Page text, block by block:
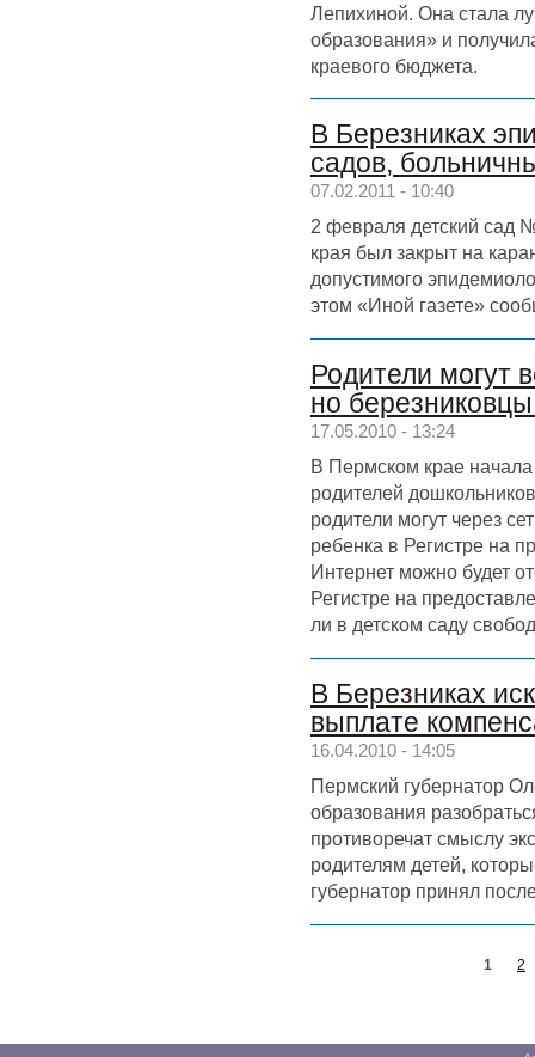
Лепихиной. Она стала
образования» и
краевого бюджета.
В Березниках
садов,
07.02.2011 - 10:40
2 февраля детский сад
края был закрыт на
допустимого
этом «Иной газете»
Родители могут
но
17.05.2010 - 13:24
В Пермском крае
родителей
родители могут через
ребенка в Регистре на
Интернет можно будет
Регистре на
ли в детском саду
В Березниках
выплате
16.04.2010 - 14:05
Пермский губернатор
образования
противоречат смыслу
родителям детей,
губернатор принял
1 2